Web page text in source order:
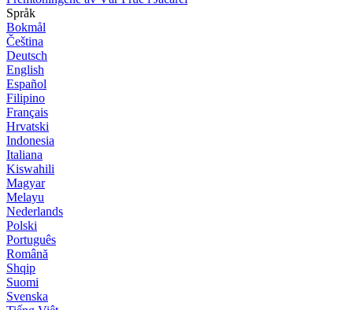
Språk
Bokmål
Čeština
Deutsch
English
Español
Filipino
Français
Hrvatski
Indonesia
Italiana
Kiswahili
Magyar
Melayu
Nederlands
Polski
Português
Română
Shqip
Suomi
Svenska